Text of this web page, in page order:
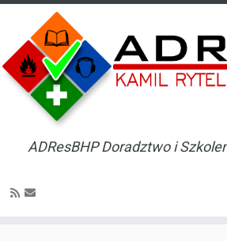
ADResBHP Doradztwo i